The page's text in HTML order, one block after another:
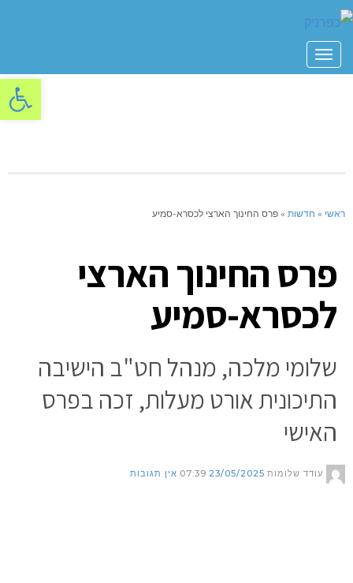
תפריט
ראשי » חדשות » פרס החינוך הארצי לכסרא-סמיע
פרס החינוך הארצי
לכסרא-סמיע
שלומי מלכה, מנהל חט"ב הישיבה
התיכונית אורט מעלות, זכה בפרס
האישי
עודד שלומות 23/05/2025
07:39 אין תגובות
פתח